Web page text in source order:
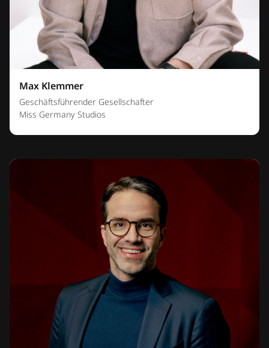
Max Klemmer
Geschäftsführender Gesellschafter
Miss Germany Studios